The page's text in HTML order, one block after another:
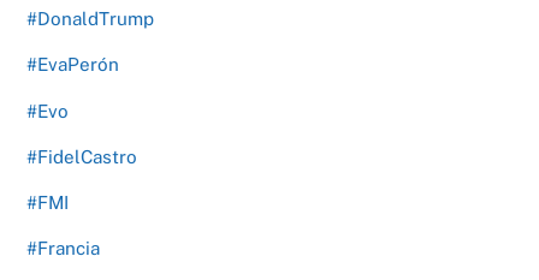
#DonaldTrump
#EvaPerón
#Evo
#FidelCastro
#FMI
#Francia